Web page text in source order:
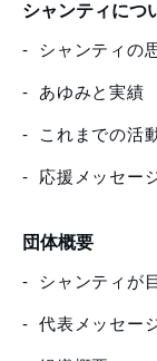
シャンティにつ
シャンティの
あゆみと実績
これまでの活
応援メッセー
団体概要
シャンティが
代表メッセー